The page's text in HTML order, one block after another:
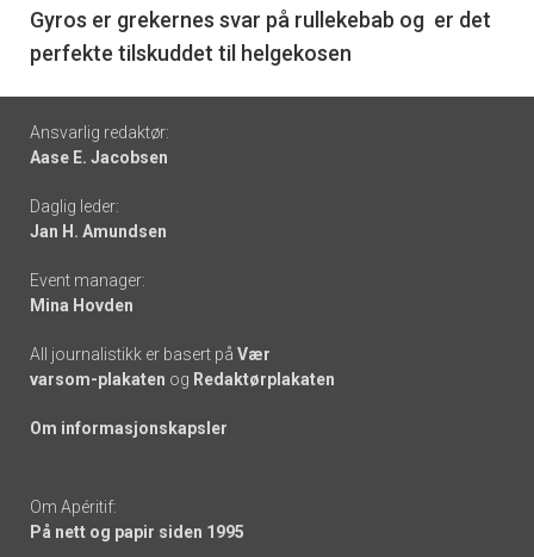
6
Gyros er grekernes svar på rullekebab og er det
perfekte tilskuddet til helgekosen
Footer
-
links
Ansvarlig redaktør:
Aase E. Jacobsen
Daglig leder:
Jan H. Amundsen
Event manager:
Mina Hovden
All journalistikk er basert på Vær
varsom-plakaten og Redaktørplakaten
Om informasjonskapsler
Om Apéritif:
På nett og papir siden 1995